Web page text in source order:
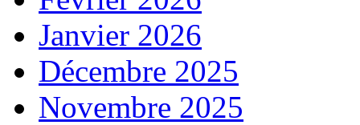
Janvier 2026
Décembre 2025
Novembre 2025